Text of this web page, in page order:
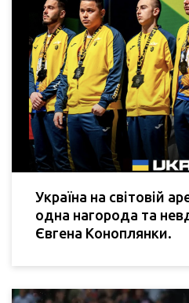
Україна на світовій
одна нагорода та
Євгена Коноплянки.